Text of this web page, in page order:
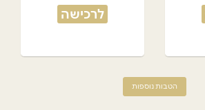
לרכישה
הטבות נוספות